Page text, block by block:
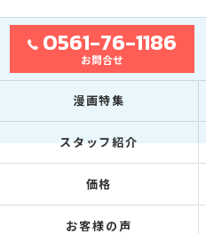
0561-76-1186
お問合せ
漫画特集
スタッフ紹介
価格
お客様の声